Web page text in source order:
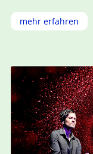
mehr erfahren